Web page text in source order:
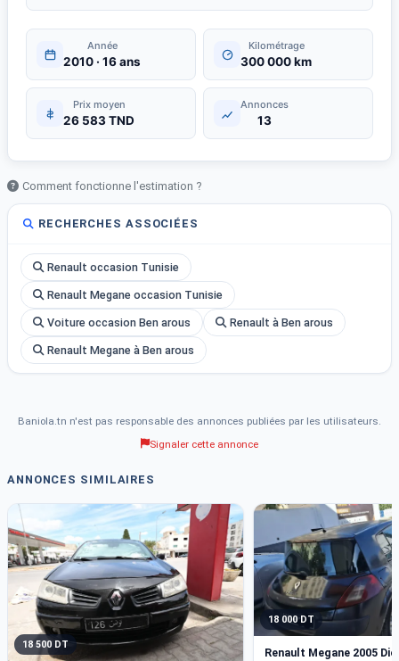
Année
2010 · 16 ans
Kilométrage
300 000 km
Prix moyen
26 583 TND
Annonces
13
Comment fonctionne l'estimation ?
RECHERCHES ASSOCIÉES
Renault occasion Tunisie
Renault Megane occasion Tunisie
Voiture occasion Ben arous Renault à Ben arous
Renault Megane à Ben arous
Baniola.tn n'est pas responsable des annonces publiées par les utilisateurs.
Signaler cette annonce
ANNONCES SIMILAIRES
18 500 DT
18 000 DT
Renault Megane 2005